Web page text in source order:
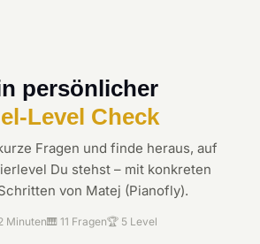
persönlicher
Level Check
Fragen und finde heraus, auf
Du stehst – mit konkreten
von Matej (Pianofly).
Minuten🎹 11 Fragen🏆 5 Level